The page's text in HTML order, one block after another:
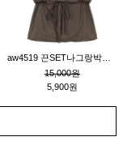
15,000원
5,900원